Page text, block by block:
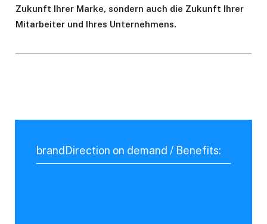
Zukunft Ihrer Marke, sondern auch die Zukunft Ihrer
Mitarbeiter und Ihres Unternehmens.
brandDirection on demand / Benefits: